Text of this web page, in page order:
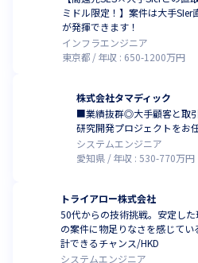
ミドル限定！】案件は大手
が発揮できます！
インフラエンジニア
東京都
年収 : 650-1200万円
株式会社タマディック
■業績抜群◎大手顧客と取
研究開発プロジェクトをお
システムエンジニア
愛知県
年収 :530-770万円
トライアロー株式会社
50代からの技術挑戦。安定し
の案件に物足りなさを感じて
計できるチャンス/HKD
システムエンジニア